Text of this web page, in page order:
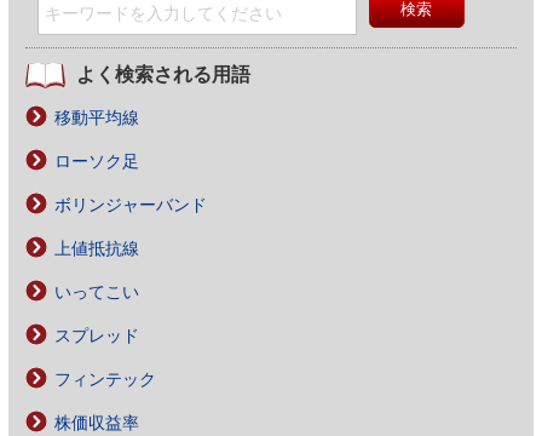
よく検索される用語
移動平均線
ローソク足
ボリンジャーバンド
上値抵抗線
いってこい
スプレッド
フィンテック
株価収益率